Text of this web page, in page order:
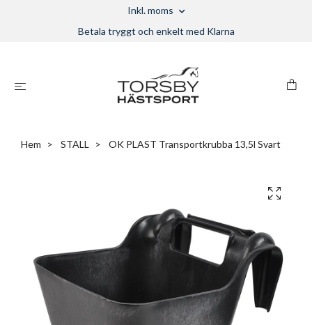
Inkl. moms
Betala tryggt och enkelt med Klarna
Hem STALL OK PLAST Transportkrubba 13,5l Svart